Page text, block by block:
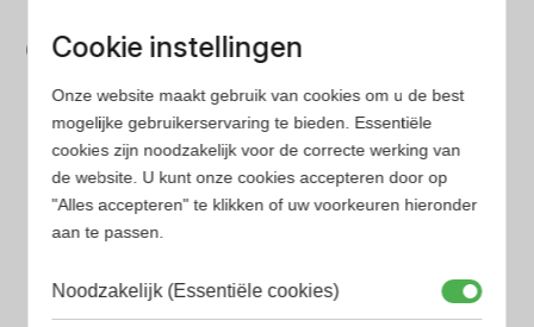
Wij hebben alle prijzen voor je verzameld zodat jij
minder tijd en geld kwijt bent
Populaire herengeuren
Amouage Heren parfum
Armani Heren parfum
Cookie instellingen
Onze website maakt gebruik van cookies om u de best
mogelijke gebruikerservaring te bieden. Essentiële
cookies zijn noodzakelijk voor de correcte werking van
de website. U kunt onze cookies accepteren door op
"Alles accepteren" te klikken of uw voorkeuren hieronder
aan te passen.
Noodzakelijk (Essentiële cookies)